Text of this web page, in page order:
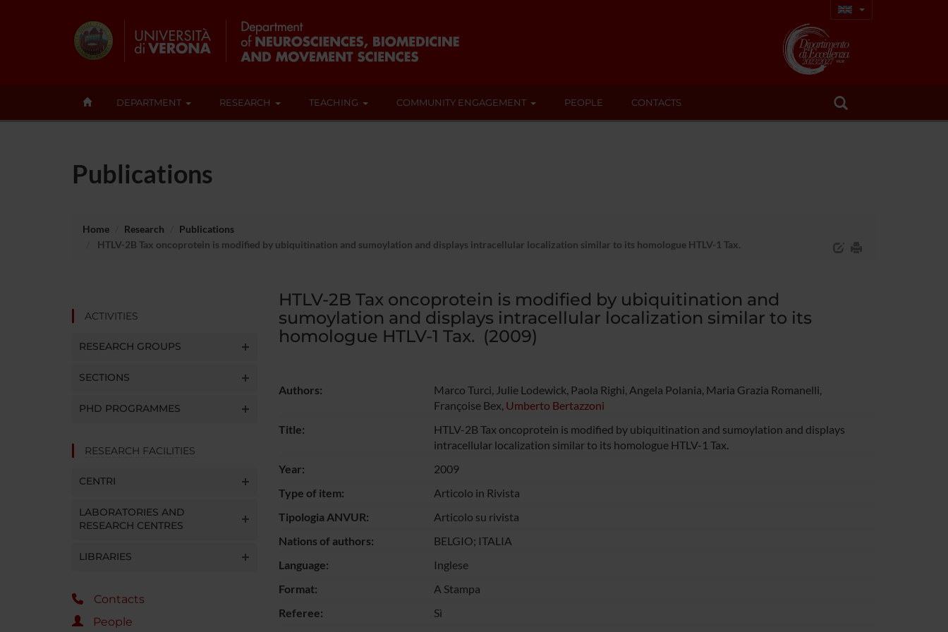
DEPARTMENT RESEARCH TEACHING COMMUNITY ENGAGEMENT PEOPLE CONTACTS
Publications
Home Research
Publications
HTLV-2B Tax oncoprotein is modified by ubiquitination and sumoylation and displays intracellular localization similar to its homologue HTLV-1 Tax.
ACTIVITIES
RESEARCH GROUPS
SECTIONS
PHD PROGRAMMES
RESEARCH FACILITIES
CENTRI
LABORATORIES AND
RESEARCH CENTRES
LIBRARIES
Contacts
People
HTLV-2B Tax oncoprotein is modified by ubiquitination and
sumoylation and displays intracellular localization similar to its
homologue HTLV-1 Tax. (2009)
Authors:
Marco Turci, Julie Lodewick, Paola Righi, Angela Polania, Maria Grazia Romanelli,
Françoise Bex, Umberto Bertazzoni
Title:
HTLV-2B Tax oncoprotein is modified by ubiquitination and sumoylation and displays
intracellular localization similar to its homologue HTLV-1 Tax.
Year:
2009
Type of item:
Articolo in Rivista
Tipologia ANVUR:
Articolo su rivista
Nations of authors:
BELGIO; ITALIA
Language:
Inglese
Format:
A Stampa
Referee:
Sì